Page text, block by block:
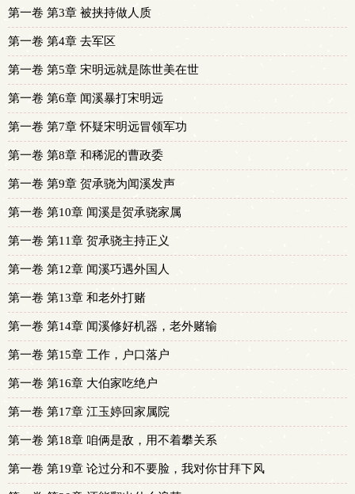
第一卷 第3章 被挟持做人质
第一卷 第4章 去军区
第一卷 第5章 宋明远就是陈世美在世
第一卷 第6章 闻溪暴打宋明远
第一卷 第7章 怀疑宋明远冒领军功
第一卷 第8章 和稀泥的曹政委
第一卷 第9章 贺承骁为闻溪发声
第一卷 第10章 闻溪是贺承骁家属
第一卷 第11章 贺承骁主持正义
第一卷 第12章 闻溪巧遇外国人
第一卷 第13章 和老外打赌
第一卷 第14章 闻溪修好机器，老外赌输
第一卷 第15章 工作，户口落户
第一卷 第16章 大伯家吃绝户
第一卷 第17章 江玉婷回家属院
第一卷 第18章 咱俩是敌，用不着攀关系
第一卷 第19章 论过分和不要脸，我对你甘拜下风